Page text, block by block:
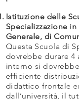
Istituzione delle
Specializzazione
Generale, di
Questa Scuola di
dovrebbe durare 4
interno si
efficiente
didattico frontale
dall’università, il